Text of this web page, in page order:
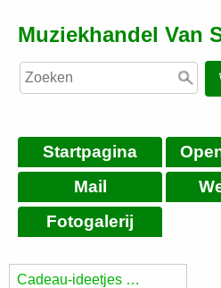
Muziekhandel Van
Startpagina
Mail
Fotogalerij
Cadeau-ideetjes …